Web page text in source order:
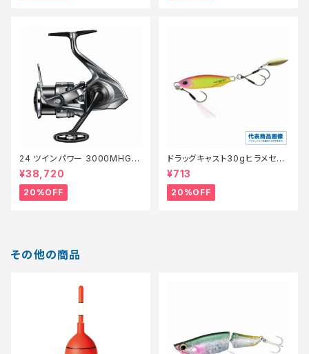
24 ツインパワー 3000MHG
【特価リール】【20】
¥38,720
20%OFF
ドラッグキャスト30gヒラメセレ
クション【特価ルアー】【20】
¥713
20%OFF
その他の商品